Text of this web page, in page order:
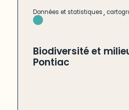
Données et statistiques,
Biodiversité et
Pontiac